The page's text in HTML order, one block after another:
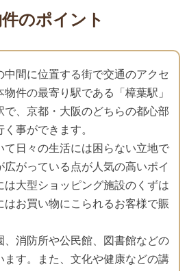
のポイント
中間に位置する街で交通のアクセ
件の最寄り駅である「樟葉駅」
で、京都・大阪のどちらの都心部
事ができます。
て日々の生活には困らない立地で
広がっている点が人気の高いポイ
は大型ショッピング施設のくずは
はお買い物にこられるお客様で賑
、消防所や公民館、図書館などの
ます。また、文化や健康などの講